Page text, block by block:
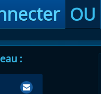
OU
: